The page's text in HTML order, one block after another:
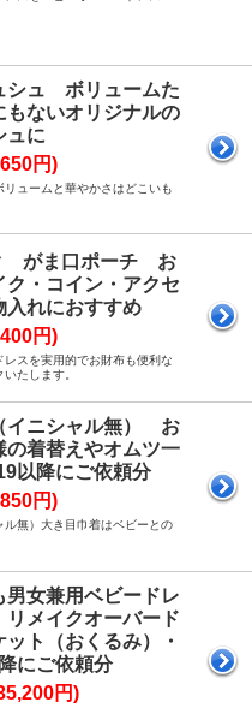
シュ ボリュームた
もないオリジナルの
ュに
円)
ュームと華やかさはどこいも
がま口ポーチ お
ク・コイン・アクセ
入れにおすすめ
円)
レスを実用的でお財布も便利な
たします。
イニシャル無） お
の着替えやオムツ一
以降にご依頼分
円)
ル無）大き目巾着はベビーとの
男女兼用ベビードレ
メイクオーバード
ト（おくるみ）・
にご依頼分
円)